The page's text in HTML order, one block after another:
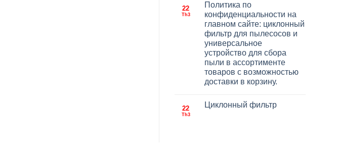
22
Th3
Политика по
конфиденциальности на
главном сайте: циклонный
фильтр для пылесосов и
универсальное
устройство для сбора
пыли в ассортименте
товаров с возможностью
доставки в корзину.
22
Th3
Циклонный фильтр